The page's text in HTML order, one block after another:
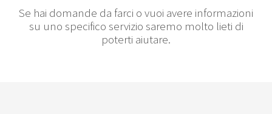
Se hai domande da farci o vuoi avere informazioni
su uno specifico servizio saremo molto lieti di
poterti aiutare.